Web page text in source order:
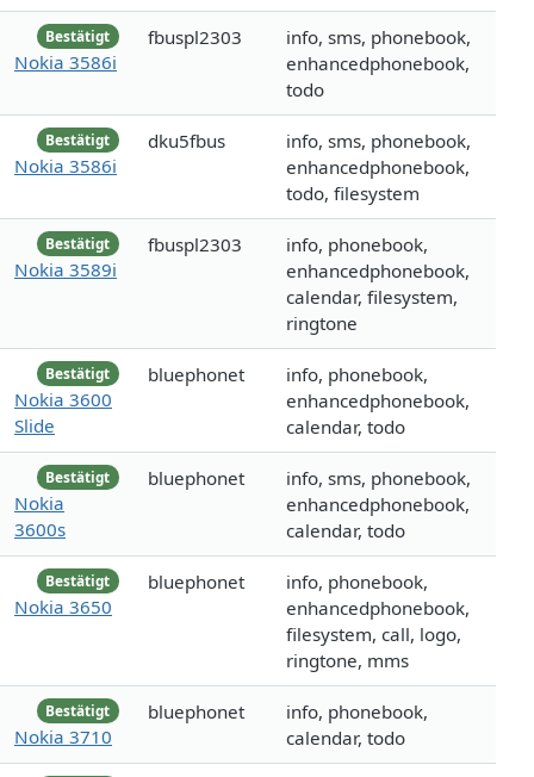
Bestätigt
Nokia 3586i
fbuspl2303
info, sms, phonebook,
enhancedphonebook,
todo
Bestätigt
Nokia 3586i
dku5fbus
info, sms, phonebook,
enhancedphonebook,
todo, filesystem
Bestätigt
Nokia 3589i
fbuspl2303
info, phonebook,
enhancedphonebook,
calendar, filesystem,
ringtone
Bestätigt
Nokia 3600
Slide
bluephonet
info, phonebook,
enhancedphonebook,
calendar, todo
Bestätigt
Nokia
3600s
bluephonet
info, sms, phonebook,
enhancedphonebook,
calendar, todo
Bestätigt
Nokia 3650
bluephonet
info, phonebook,
enhancedphonebook,
filesystem, call, logo,
ringtone, mms
Bestätigt
Nokia 3710
bluephonet
info, phonebook,
calendar, todo